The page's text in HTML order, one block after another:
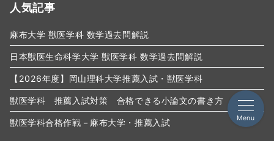
人気記事
麻布大学 獣医学科 数学過去問解説
日本獣医生命科学大学 獣医学科 数学過去問解説
【2026年度】岡山理科大学推薦入試・獣医学科
獣医学科 推薦入試対策 合格できる小論文の書き方
獣医学科合格作戦－麻布大学・推薦入試 Menu